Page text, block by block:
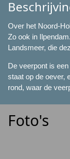
Over het Noord-
Zo ook in
Landsmeer, die
De veerpont is
staat op de oever,
rond, waar de
Foto's